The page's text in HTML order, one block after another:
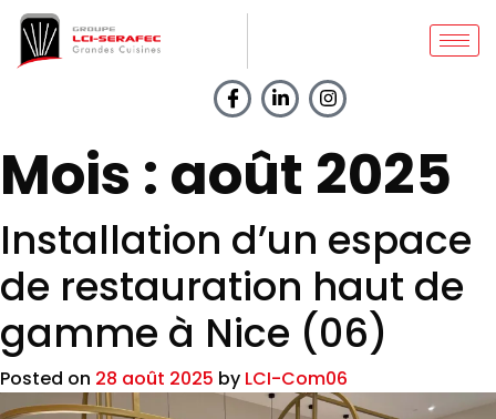
Mois : août 2025
Installation d’un espace
de restauration haut de
gamme à Nice (06)
Posted on 28 août 2025 by LCI-Com06